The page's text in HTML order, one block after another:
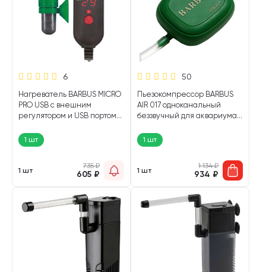
6
Нагреватель BARBUS MICRO
PRO USB с внешним
регулятором и USB портом
(1 шт)
1 шт
1 шт
735₽
605 ₽
50
Пьезокомпрессор BARBUS
AIR 017 одноканальный
беззвучный для аквариума
1 шт
1 шт
1 134₽
934 ₽